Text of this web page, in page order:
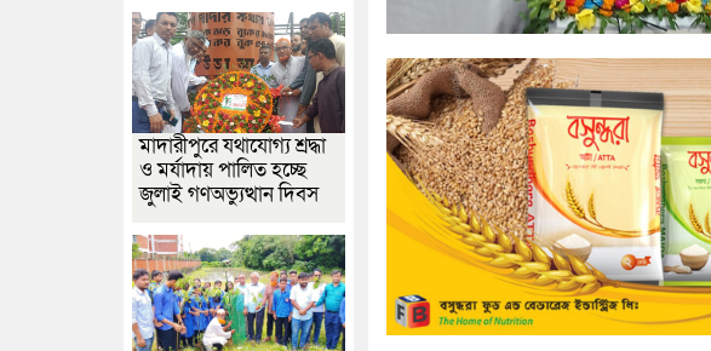
মাদারীপুরে যথাযোগ্য শ্রদ্ধা
ও মর্যাদায় পালিত হচ্ছে
জুলাই গণঅভ্যুত্থান দিবস